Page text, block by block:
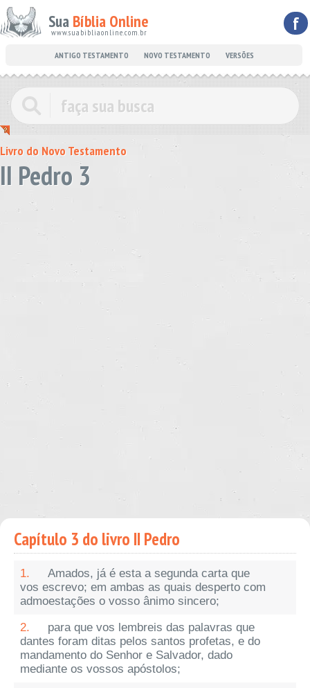
Sua Bíblia Online
www.suabibliaonline.com.br f
ANTIGO TESTAMENTO NOVO TESTAMENTO VERSÕES
Livro do Novo Testamento
II Pedro 3
Capítulo 3 do livro II Pedro
1.
Amados, já é esta a segunda carta que
vos escrevo; em ambas as quais desperto com
admoestações o vosso ânimo sincero;
2.
para que vos lembreis das palavras que
dantes foram ditas pelos santos profetas, e do
mandamento do Senhor e Salvador, dado
mediante os vossos apóstolos;